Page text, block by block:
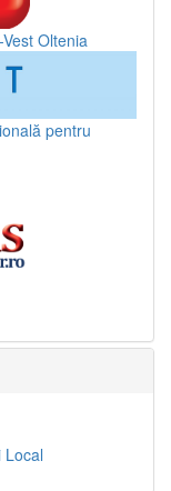
Oltenia
pentru
Local